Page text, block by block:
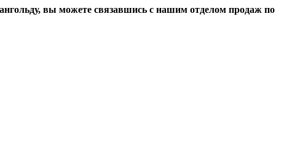
вы можете связавшись с нашим отделом продаж по